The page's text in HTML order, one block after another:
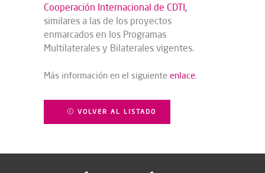
Cooperación Internacional de CDTI,
similares a las de los proyectos
enmarcados en los Programas
Multilaterales y Bilaterales vigentes.
Más información en el siguiente enlace
VOLVER AL LISTADO